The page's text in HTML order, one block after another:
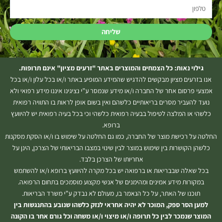
טלפון
שליחה
גילוי נאות: כל הצמחים והמוצרים באתר "זרעים מציון" אינם תרופות.
אנו בזרעים מציון מבקשים להדגיש שהמידע המופיע באתר ו/או בכל עלון ו/או בכל
אמצעי פרסום אחר של החברה ו/או מידע שנמסר ע”י נציגינו איננו מידע רפואי ולא
נועד להעביר מסרים בריאותיים כלשהם ואין בשום אופן לראות בו התוויה רפואית
כלשהי או המלצה לטיפול בבעיה רפואית כלשהי וכי בכל בעיה רפואית יש להיוועץ
ברופא.
החלטה על רכישת מוצר של החברה, כמו גם החלטה על שימוש בו ו/או הסקת מסקנות
כלשהן הקושרות בין שימוש במוצר לבין שינוי במצבו הבריאותי של הצרכן, הינן על
אחריותו של הצרכן בלבד.
בכל שאלה שבבריאות או ברפואה יש בכל מקרה להיוועץ ברופא ו/או להשתמש
במקורות מידע אמינים ומהימנים של אנשי מקצוע מוסמכים בתחום הרפואה.
תוכנו של האתר, על כל הנאמר בו, מעולם לא נבדק ע”י משרד הבריאות.
למען הסר ספק, המוכר לא יהיה אחראי לנזק כלשהו שנובע בהתנגשות בין
המוצר שנמכר לבין כל תרופה ו/או מיצוי ו/או משחה וכל גורם אחר בו הקונה